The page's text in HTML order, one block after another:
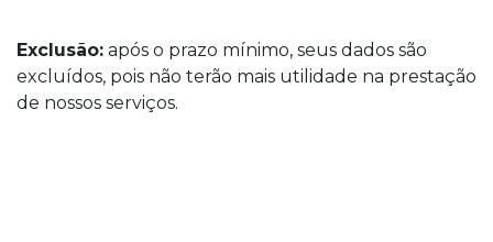
Exclusão: após o prazo mínimo, seus dados são
excluídos, pois não terão mais utilidade na prestação
de nossos serviços.